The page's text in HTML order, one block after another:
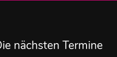
nächsten Termine